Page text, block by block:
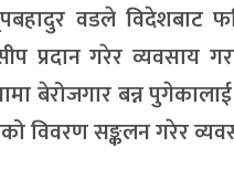
वडले विदेशबाट
प्रदान गरेर
बेरोजगार बन्न
विवरण सङ्कलन गरेर